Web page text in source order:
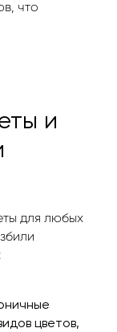
что
и
для любых
цветов,